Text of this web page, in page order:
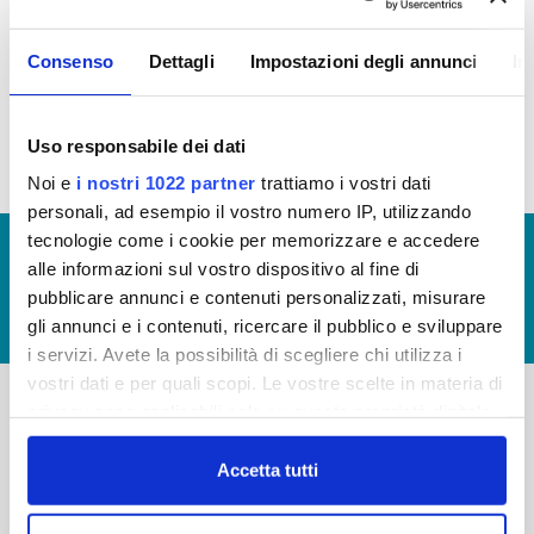
Consenso Dettagli Impostazioni degli annunci
Uso responsabile dei dati
Noi e i nostri 1022 partner trattiamo i vostri dati
personali, ad esempio il vostro numero IP, utilizzando
tecnologie come i cookie per memorizzare e accedere
alle informazioni sul vostro dispositivo al fine di
pubblicare annunci e contenuti personalizzati, misurare
gli annunci e i contenuti, ricercare il pubblico e sviluppare
i servizi. Avete la possibilità di scegliere chi utilizza i
vostri dati e per quali scopi. Le vostre scelte in materia di
in cui avete effettuato le vostre scelte. È possibile
modificare o revocare il proprio consenso in qualsiasi
momento dalla Dichiarazione sui cookie o facendo clic
Accetta tutti
IMMOBILIARE
© Copyright 2017 - 2026
GLOSSARIO
GIUDICA IL SERVIZIO
LAVORA CON NOI
Via Villamagna 90/c -
-